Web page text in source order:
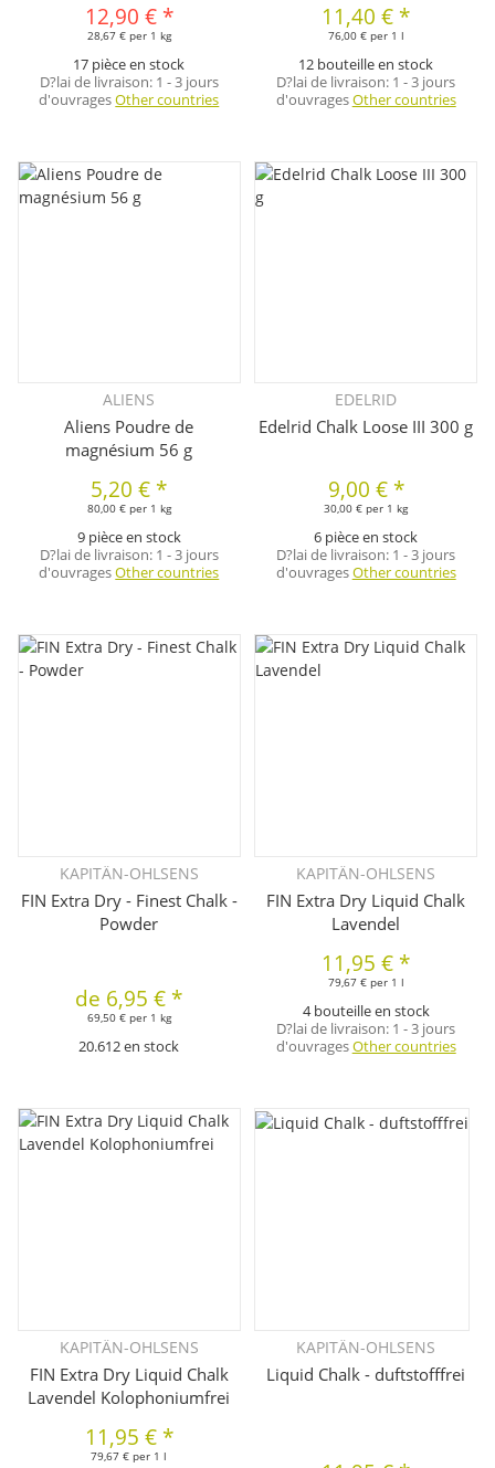
12,90 € *
28,67 € per 1 kg
17 pièce en stock
D?lai de livraison: 1 - 3 jours
d'ouvragesOther countries
11,40 € *
76,00 € per 1 l
12 bouteille en stock
D?lai de livraison: 1 - 3 jours
d'ouvragesOther countries
ALIENS
Aliens Poudre de
magnésium 56 g
5,20 € *
80,00 € per 1 kg
9 pièce en stock
D?lai de livraison: 1 - 3 jours
d'ouvragesOther countries
EDELRID
Edelrid Chalk Loose III 300 g
9,00 € *
30,00 € per 1 kg
6 pièce en stock
D?lai de livraison: 1 - 3 jours
d'ouvragesOther countries
KAPITÄN-OHLSENS
FIN Extra Dry - Finest Chalk -
Powder
de 6,95 € *
69,50 € per 1 kg
20.612 en stock
KAPITÄN-OHLSENS
FIN Extra Dry Liquid Chalk
Lavendel
11,95 € *
79,67 € per 1 l
4 bouteille en stock
D?lai de livraison: 1 - 3 jours
d'ouvragesOther countries
KAPITÄN-OHLSENS
FIN Extra Dry Liquid Chalk
Lavendel Kolophoniumfrei
11,95 € *
79,67 € per 1 l
KAPITÄN-OHLSENS
Liquid Chalk - duftstofffrei